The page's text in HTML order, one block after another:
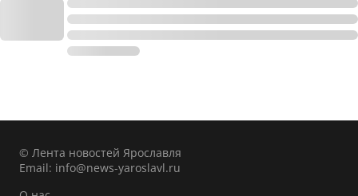
© Лента новостей Ярославля
Email: info@news-yaroslavl.ru